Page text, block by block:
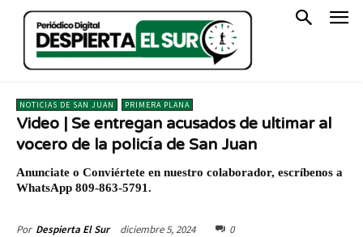
NOTICIAS DE SAN JUAN PRIMERA PLANA
Video | Se entregan acusados de ultimar al
vocero de la policía de San Juan
Anunciate o Conviértete en nuestro colaborador, escríbenos a
WhatsApp 809-863-5791.
Por Despierta El Sur diciembre 5, 2024 0